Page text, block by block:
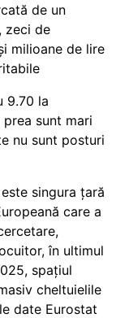
de un
zeci de
milioane de lire
9.70 la
sunt mari
nu sunt posturi
singura țară
care a
în ultimul
spațiul
cheltuielile
date Eurostat